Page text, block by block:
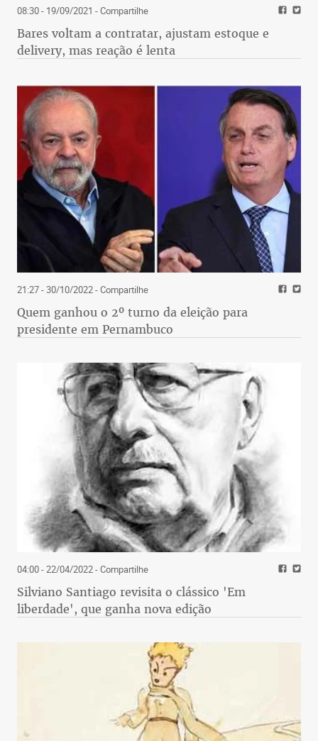
08:30 - 19/09/2021 - Compartilhe
Bares voltam a contratar, ajustam estoque e
delivery, mas reação é lenta
21:27 - 30/10/2022- Compartilhe
Quem ganhou o 2º turno da eleição para
presidente em Pernambuco
04:00 - 22/04/2022- Compartilhe
Silviano Santiago revisita o clássico 'Em
liberdade', que ganha nova edição